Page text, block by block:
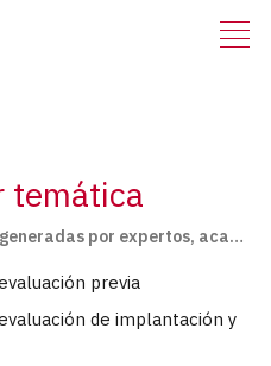
temática
expertos, académicos y profesionales
previa
de implantación y